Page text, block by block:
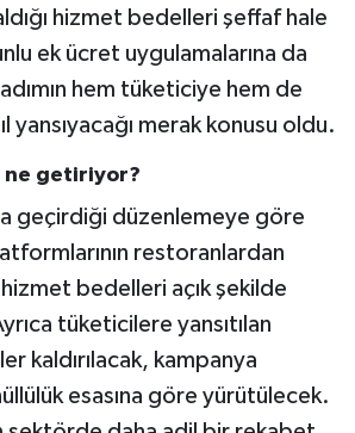
hizmet bedelleri şeffaf hale
ek ücret uygulamalarına da
hem tüketiciye hem de
yansıyacağı merak konusu oldu.
ne getiriyor?
geçirdiği düzenlemeye göre
restoranlardan
bedelleri açık şekilde
tüketicilere yansıtılan
kaldırılacak, kampanya
esasına göre yürütülecek.